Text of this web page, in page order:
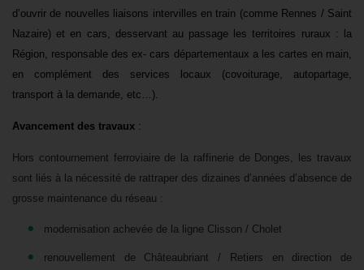
d’ouvrir de nouvelles liaisons intervilles en train (comme Rennes / Saint
Nazaire) et en cars, desservant au passage les territoires ruraux : la
Région, responsable des ex- cars départementaux a les cartes en main,
en
complément des services locaux (covoiturage, autopartage,
transport à la demande, etc…).
Avancement des travaux :
Hors contournement ferroviaire de la raffinerie de Donges, les travaux
sont liés à la nécessité de rattraper des dizaines d’années d’absence de
grosse maintenance du réseau :
modernisation achevée de la ligne Clisson / Cholet
renouvellement de Châteaubriant / Retiers en direction de